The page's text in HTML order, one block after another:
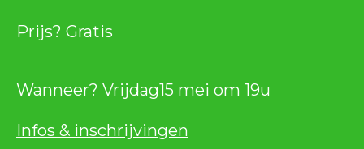
Prijs? Gratis
Wanneer? Vrijdag15 mei om 19u
Infos & inschrijvingen